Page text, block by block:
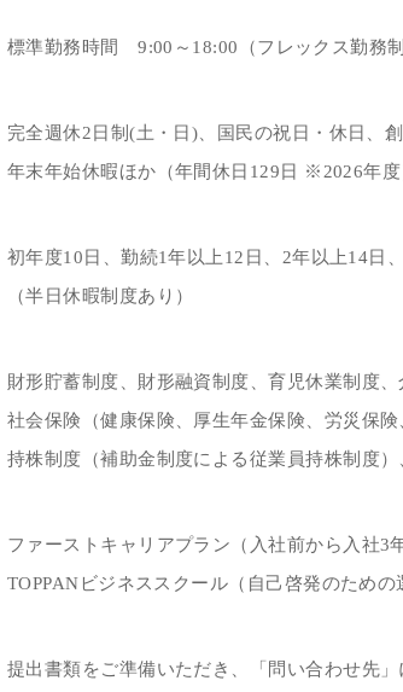
標準勤務時間 9:00～18:00（フレックス勤務制
完全週休2日制(土・日)、国民の祝日・休日、
年末年始休暇ほか（年間休日129日 ※2026年度
初年度10日、勤続1年以上12日、2年以上14日
（半日休暇制度あり）
財形貯蓄制度、財形融資制度、育児休業制度
社会保険（健康保険、厚生年金保険、労災保
持株制度（補助金制度による従業員持株制度
ファーストキャリアプラン（入社前から入社3
TOPPANビジネススクール（自己啓発のため
提出書類をご準備いただき、「問い合わせ先